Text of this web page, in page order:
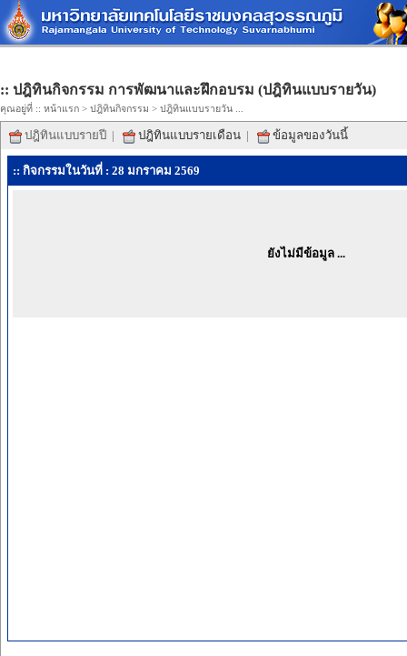
:: ปฎิทินกิจกรรม การพัฒนาและฝึกอบรม (ปฎิทินแบบรายวัน)
คุณอยู่ที่ :: หน้าแรก > ปฎิทินกิจกรรม > ปฎิทินแบบรายวัน ...
ปฎิทินแบบรายปี | ปฎิทินแบบรายเดือน | ข้อมูลของวันนี้
:: กิจกรรมในวันที่ : 28 มกราคม 2569
ยังไม่มีข้อมูล ...